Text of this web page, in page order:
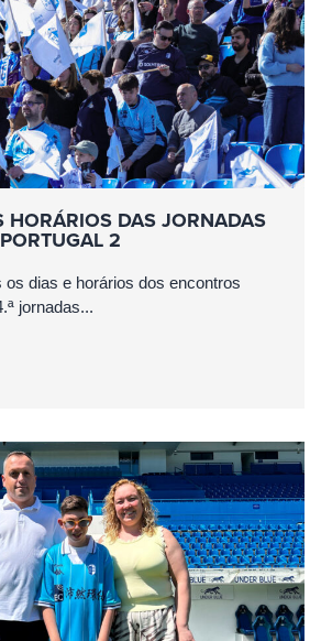
HORÁRIOS DAS JORNADAS
2
dias e horários dos encontros
jornadas...